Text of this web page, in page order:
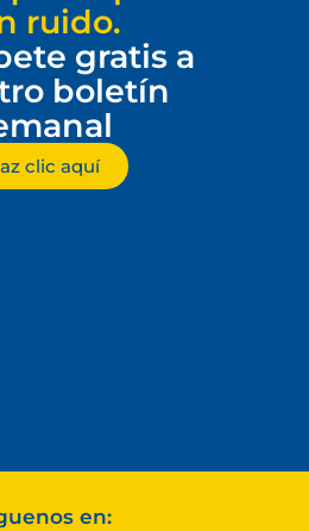
ruido.
gratis a
boletín
clic aquí
en: